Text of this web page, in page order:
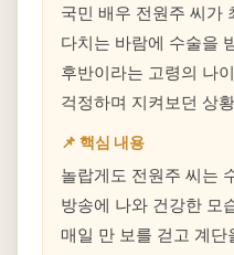
국민 배우 전원주 씨가
다치는 바람에 수술을
후반이라는 고령의 나
걱정하며 지켜보던 상
📌 핵심 내용
놀랍게도 전원주 씨는
방송에 나와 건강한 모
매일 만 보를 걷고 계